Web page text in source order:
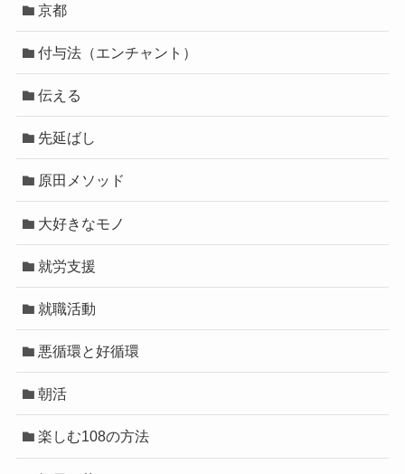
京都
付与法（エンチャント）
伝える
先延ばし
原田メソッド
大好きなモノ
就労支援
就職活動
悪循環と好循環
朝活
楽しむ108の方法